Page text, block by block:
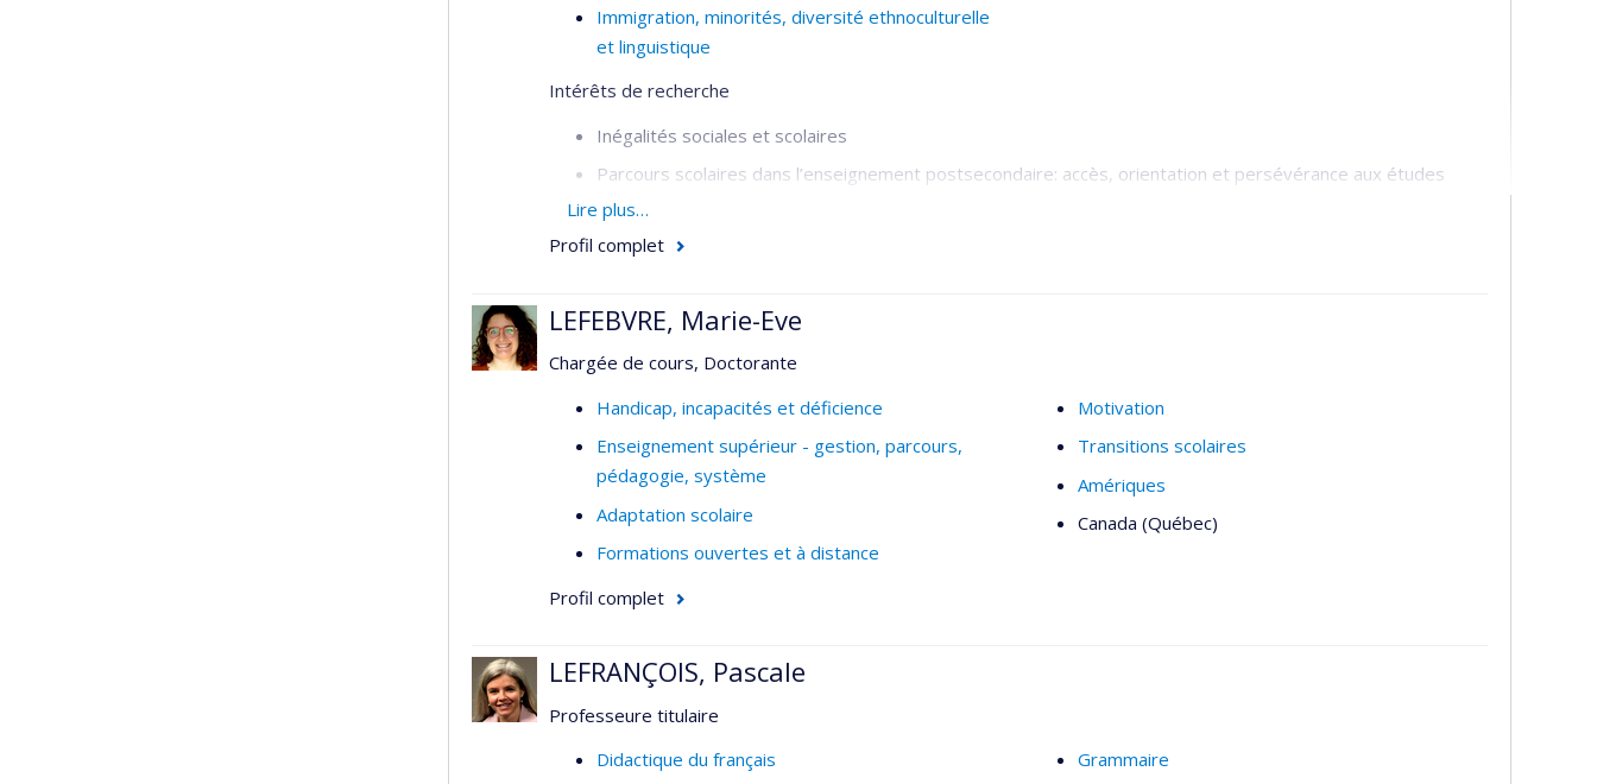
Immigration, minorités, diversité ethnoculturelle
et linguistique
Intérêts de recherche
Inégalités sociales et scolaires
Parcours scolaires dans l’enseignement postsecondaire: accès, orientation et persévérance aux études
Éducation, immigration, ethnicité et parcours scolaires
Éducation et emploi
profession enseignante
Lire plus…
Profil complet
LEFEBVRE, Marie-Eve
Chargée de cours, Doctorante
Handicap, incapacités et déficience
Enseignement supérieur - gestion, parcours,
pédagogie, système
Adaptation scolaire
Formations ouvertes et à distance
Motivation
Transitions scolaires
Amériques
Canada (Québec)
Profil complet
LEFRANÇOIS, Pascale
Professeure titulaire
Didactique du français
Grammaire